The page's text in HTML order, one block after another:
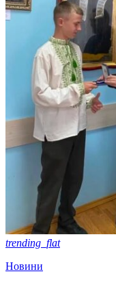
trending_flat
Новини